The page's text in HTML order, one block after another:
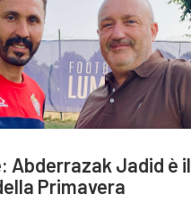
Abderrazak Jadid è
Primavera